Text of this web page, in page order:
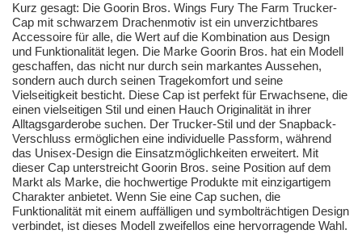
Kurz gesagt: Die Goorin Bros. Wings Fury The Farm Trucker-
Cap mit schwarzem Drachenmotiv ist ein unverzichtbares
Accessoire für alle, die Wert auf die Kombination aus Design
und Funktionalität legen. Die Marke Goorin Bros. hat ein Modell
geschaffen, das nicht nur durch sein markantes Aussehen,
sondern auch durch seinen Tragekomfort und seine
Vielseitigkeit besticht. Diese Cap ist perfekt für Erwachsene, die
einen vielseitigen Stil und einen Hauch Originalität in ihrer
Alltagsgarderobe suchen. Der Trucker-Stil und der Snapback-
Verschluss ermöglichen eine individuelle Passform, während
das Unisex-Design die Einsatzmöglichkeiten erweitert. Mit
dieser Cap unterstreicht Goorin Bros. seine Position auf dem
Markt als Marke, die hochwertige Produkte mit einzigartigem
Charakter anbietet. Wenn Sie eine Cap suchen, die
Funktionalität mit einem auffälligen und symbolträchtigen Design
verbindet, ist dieses Modell zweifellos eine hervorragende Wahl.